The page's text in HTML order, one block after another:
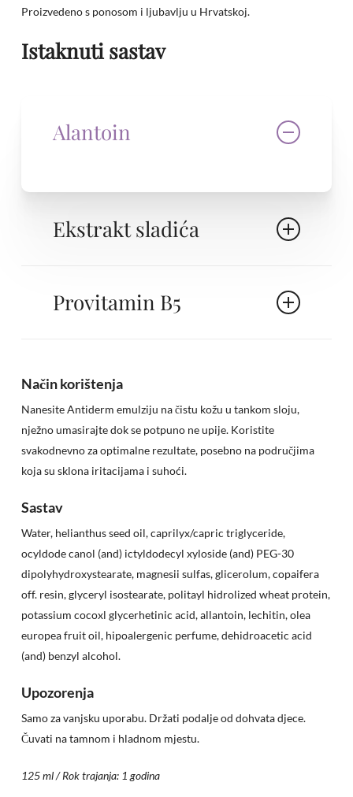
Proizvedeno s ponosom i ljubavlju u Hrvatskoj.
Istaknuti sastav
Alantoin
Ekstrakt sladića
Provitamin B5
Način korištenja
Nanesite Antiderm emulziju na čistu kožu u tankom sloju,
nježno umasirajte dok se potpuno ne upije. Koristite
svakodnevno za optimalne rezultate, posebno na područjima
koja su sklona iritacijama i suhoći.
Sastav
Water, helianthus seed oil, caprilyx/capric triglyceride,
ocyldode canol (and) ictyldodecyl xyloside (and) PEG-30
dipolyhydroxystearate, magnesii sulfas, glicerolum, copaifera
off. resin, glyceryl isostearate, politayl hidrolized wheat protein,
potassium cocoxl glycerhetinic acid, allantoin, lechitin, olea
europea fruit oil, hipoalergenic perfume, dehidroacetic acid
(and) benzyl alcohol.
Upozorenja
Samo za vanjsku uporabu. Držati podalje od dohvata djece.
Čuvati na tamnom i hladnom mjestu.
125 ml / Rok trajanja: 1 godina